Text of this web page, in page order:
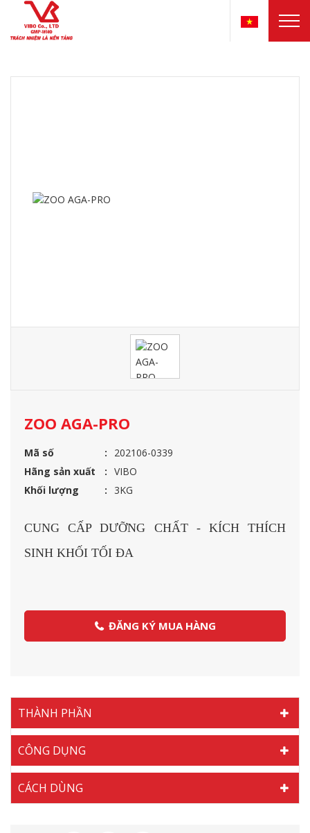
ZOO AGA-PRO
Mã số
202106-0339
Hãng sản xuất
VIBO
Khối lượng
3KG
CUNG CẤP DƯỠNG CHẤT - KÍCH THÍCH
SINH KHỐI TỐI ĐA
ĐĂNG KÝ MUA HÀNG
THÀNH PHẦN
CÔNG DỤNG
CÁCH DÙNG